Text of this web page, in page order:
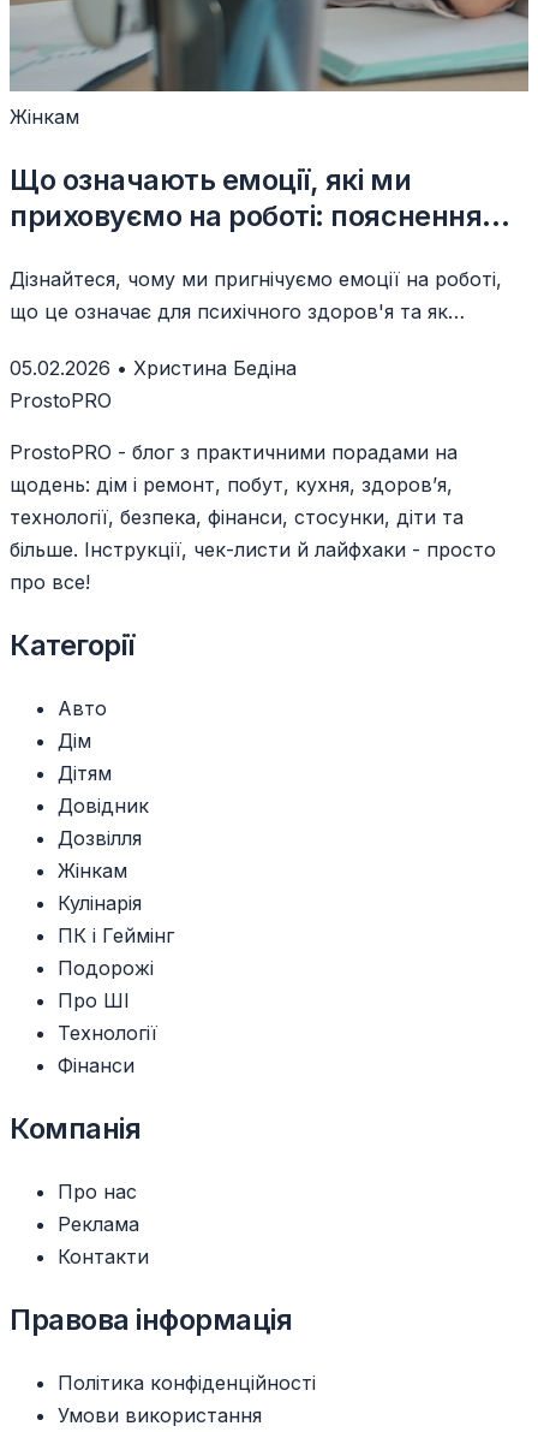
Жінкам
Що означають емоції, які ми
приховуємо на роботі: пояснення
Дізнайтеся, чому ми пригнічуємо емоції на роботі,
що це означає для психічного здоров'я та як
05.02.2026 • Христина Бедіна
ProstoPRO
ProstoPRO - блог з практичними порадами на
щодень: дім і ремонт, побут, кухня, здоров’я,
технології, безпека, фінанси, стосунки, діти та
більше. Інструкції, чек-листи й лайфхаки - просто
про все!
Категорії
Авто
Дім
Дітям
Довідник
Дозвілля
Жінкам
Кулінарія
ПК і Геймінг
Подорожі
Про ШІ
Технології
Фінанси
Компанія
Про нас
Реклама
Контакти
Правова інформація
Політика конфіденційності
Умови використання